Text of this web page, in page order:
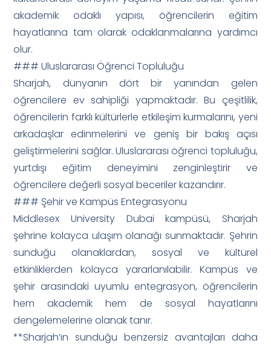
akademik odaklı yapısı, öğrencilerin eğitim
hayatlarına tam olarak odaklanmalarına yardımcı
olur.
### Uluslararası Öğrenci Topluluğu
Sharjah, dünyanın dört bir yanından gelen
öğrencilere ev sahipliği yapmaktadır. Bu çeşitlilik,
öğrencilerin farklı kültürlerle etkileşim kurmalarını, yeni
arkadaşlar edinmelerini ve geniş bir bakış açısı
geliştirmelerini sağlar. Uluslararası öğrenci topluluğu,
yurtdışı eğitim deneyimini zenginleştirir ve
öğrencilere değerli sosyal beceriler kazandırır.
### Şehir ve Kampüs Entegrasyonu
Middlesex University Dubai kampüsü, Sharjah
şehrine kolayca ulaşım olanağı sunmaktadır. Şehrin
sunduğu olanaklardan, sosyal ve kültürel
etkinliklerden kolayca yararlanılabilir. Kampüs ve
şehir arasındaki uyumlu entegrasyon, öğrencilerin
hem akademik hem de sosyal hayatlarını
dengelemelerine olanak tanır.
**Sharjah’ın sunduğu benzersiz avantajları daha